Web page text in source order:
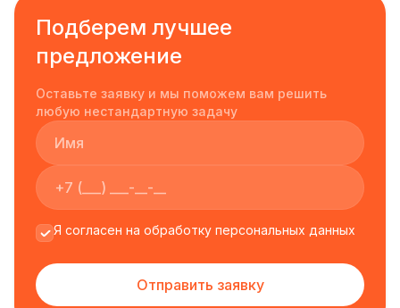
Подберем лучшее
предложение
Оставьте заявку и мы поможем вам решить
любую нестандартную задачу
Я согласен на обработку персональных данных
Отправить заявку